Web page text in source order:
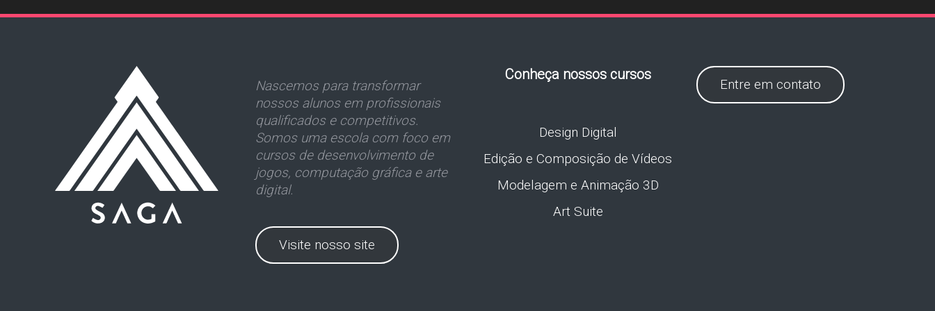
Nascemos para transformar
nossos alunos em profissionais
qualificados e competitivos.
Somos uma escola com foco em
cursos de desenvolvimento de
jogos, computação gráfica e arte
digital.
Visite nosso site
Conheça nossos cursos
Design Digital
Edição e Composição de Vídeos
Modelagem e Animação 3D
Art Suite
Entre em contato